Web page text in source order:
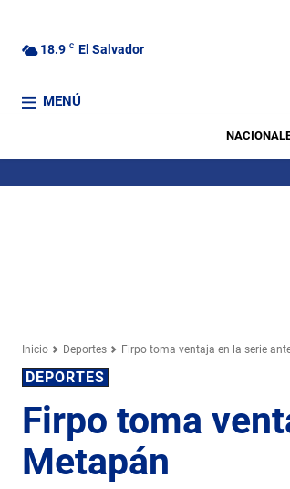
18.9 C El Salvador
MENÚ
Inicio Deportes Firpo toma ventaja en la serie
DEPORTES
Firpo toma
Metapán